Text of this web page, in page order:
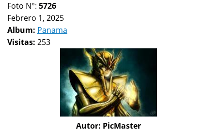
Foto N°: 5726
Febrero 1, 2025
Album: Panama
Visitas: 253
Autor: PicMaster